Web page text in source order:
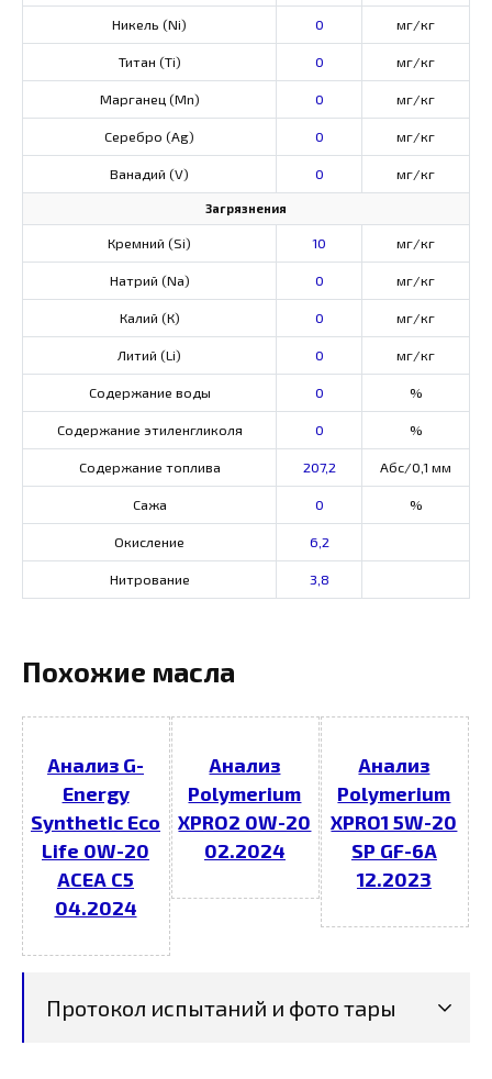
Никель (Ni) 0 мг/кг
Титан (Ti) 0 мг/кг
Марганец (Mn) 0 мг/кг
Серебро (Ag) 0 мг/кг
Ванадий (V) 0 мг/кг
Загрязнения
Кремний (Si) 10 мг/кг
Натрий (Na) 0 мг/кг
Калий (К) 0 мг/кг
Литий (Li) 0 мг/кг
Содержание воды 0 %
Содержание этиленгликоля 0 %
Содержание топлива 207,2 Абс/0,1 мм
Сажа 0 %
Окисление 6,2
Нитрование 3,8
Похожие масла
Анализ G-
Energy
Synthetic Eco
Life 0W-20
ACEA C5
04.2024
Анализ
Polymerium
XPRO2 0W-20
02.2024
Анализ
Polymerium
XPRO1 5W-20
SP GF-6A
12.2023
Протокол испытаний и фото тары